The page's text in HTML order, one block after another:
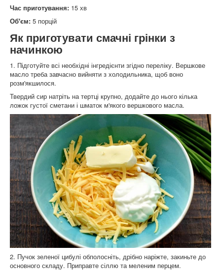
Час приготування: 15 хв
Об'єм: 5 порцій
Як приготувати смачні грінки з
начинкою
1. Підготуйте всі необхідні інгредієнти згідно переліку. Вершкове
масло треба завчасно вийняти з холодильника, щоб воно
розм'якшилося.
Твердий сир натріть на тертці крупно, додайте до нього кілька
ложок густої сметани і шматок м'якого вершкового масла.
2. Пучок зеленої цибулі обполосніть, дрібно наріжте, закиньте до
основного складу. Приправте сіллю та меленим перцем.